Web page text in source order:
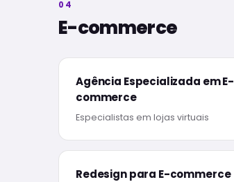
04
E-commerce
Agência Especializada em E-
commerce
Especialistas em lojas virtuais
Redesign para E-commerce